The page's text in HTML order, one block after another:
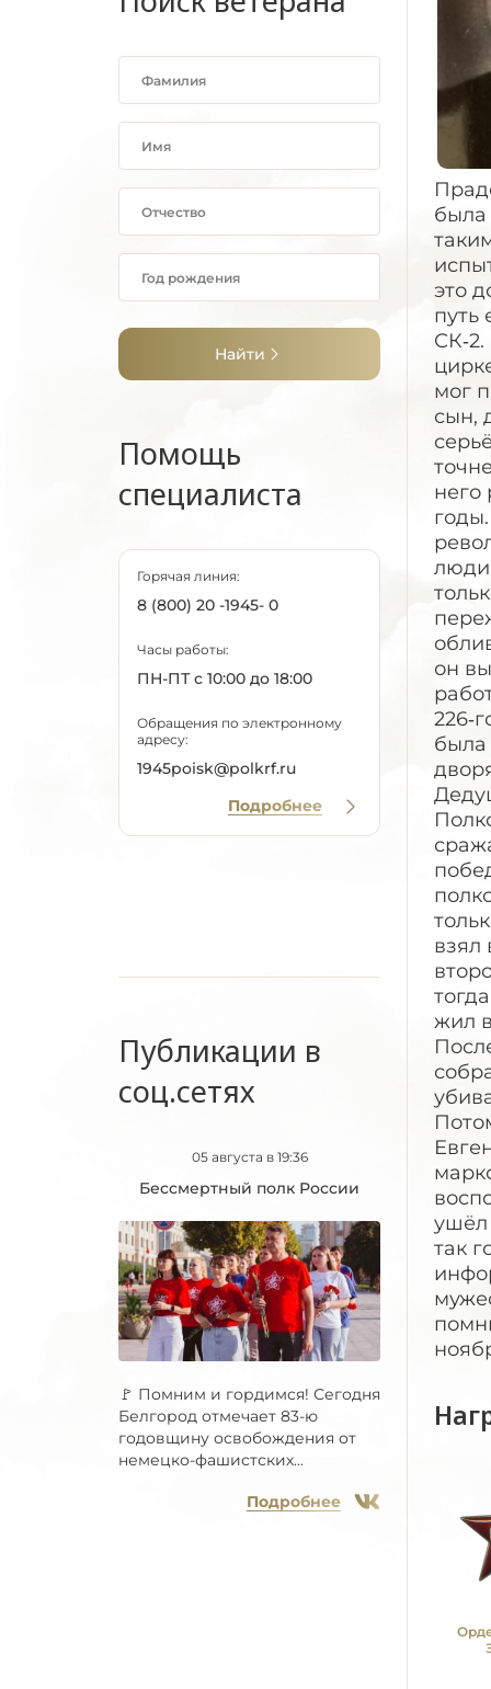
Найти
Помощь
специалиста
Горячая линия:
8 (800) 20 -1945- 0
Часы работы:
ПН-ПТ с 10:00 до 18:00
Обращения по электронному
адресу:
1945poisk@polkrf.ru
Подробнее
Публикации в
соц.сетях
05 августа в 19:36
Бессмертный полк России
🚩 Помним и гордимся! Сегодня
Белгород отмечает 83-ю
годовщину освобождения от
немецко-фашистских...
Подробнее
была
это
путь
мог
сын,
него
он
была
взял
жил
ушёл
так